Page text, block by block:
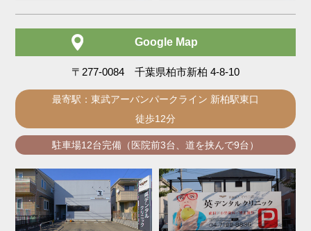
Google Map
〒277-0084 千葉県柏市新柏 4-8-10
最寄駅：東武アーバンパークライン 新柏駅東口
徒歩12分
駐車場12台完備（医院前3台、道を挟んで9台）